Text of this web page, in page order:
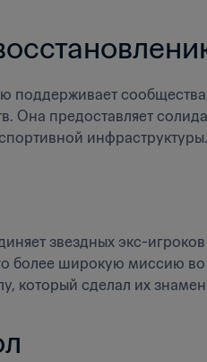
поддерживает
Она предоставляет
инфраструктуры.
звездных экс-
более широкую миссию
который сделал их